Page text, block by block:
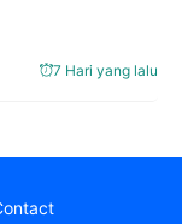
7 Hari yang lalu